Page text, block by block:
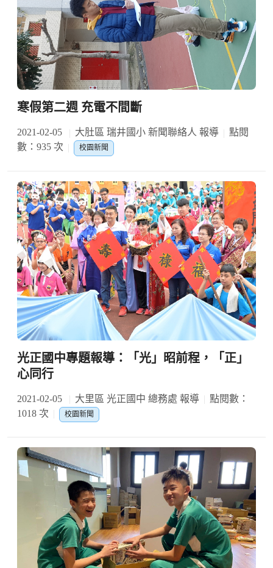
寒假第二週 充電不間斷
2021-02-05 大肚區 瑞井國小 新聞聯絡人 報導
點閱
數：935 次
校園新聞
光正國中專題報導：「光」昭前程，「正」
心同行
2021-02-05 大里區 光正國中 總務處 報導
點閱數：
1018 次
校園新聞